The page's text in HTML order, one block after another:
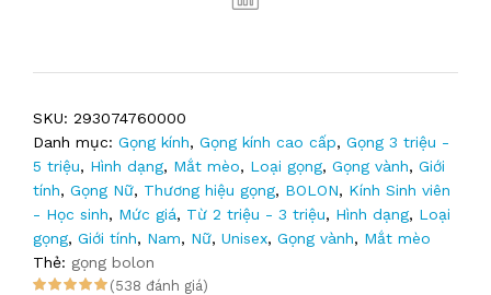
SKU: 293074760000
Danh mục: Gọng kính, Gọng kính cao cấp, Gọng 3 triệu -
5 triệu, Hình dạng, Mắt mèo, Loại gọng, Gọng vành, Giới
tính, Gọng Nữ, Thương hiệu gọng, BOLON, Kính Sinh viên
- Học sinh, Mức giá, Từ 2 triệu - 3 triệu, Hình dạng, Loại
gọng, Giới tính, Nam, Nữ, Unisex, Gọng vành, Mắt mèo
Thẻ: gọng bolon
(538 đánh giá)